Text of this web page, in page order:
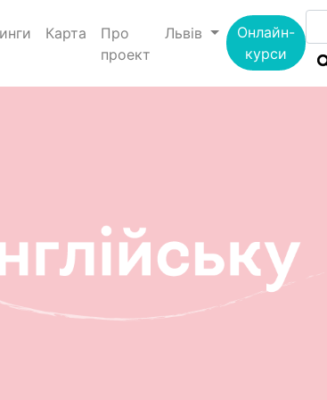
Карта
Про
проект
Львів
Онлайн-
курси